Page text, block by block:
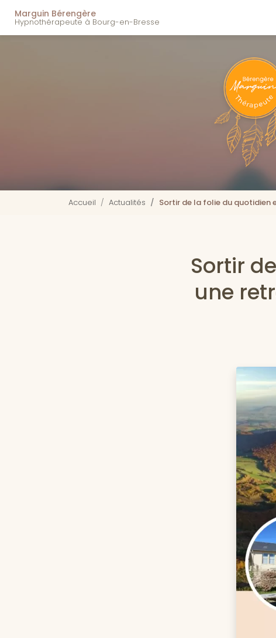
contenu
Marguin Bérengère
Hypnothérapeute à Bourg-en-Bresse
Accueil Actualités Sortir de la folie du quotidien
Sortir
une